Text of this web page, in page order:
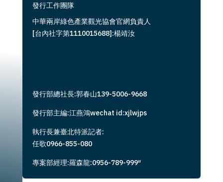
發行工作團隊
中華兩岸綠色產業觀光協會官網負責人
[台內社字第1110015688]:楊靖汝
發行部總社長:郭春山139-5006-9668
發行部主編:江燕鴻wechat id:xjlwjps
執行長兼臺北特派記者:
任歌0966-855-080
專案部經理:羅森龍:0956-789-999″